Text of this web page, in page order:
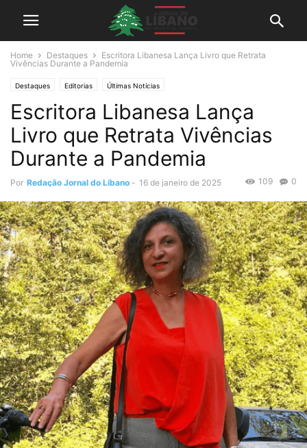
Home Destaques
Escritora Libanesa Lança Livro que Retrata
Vivências Durante a Pandemia
Destaques Editorias Últimas Notícias
Escritora Libanesa Lança
Livro que Retrata Vivências
Durante a Pandemia
Por Redação Jornal do Líbano - 16 de janeiro de 2025 0
109